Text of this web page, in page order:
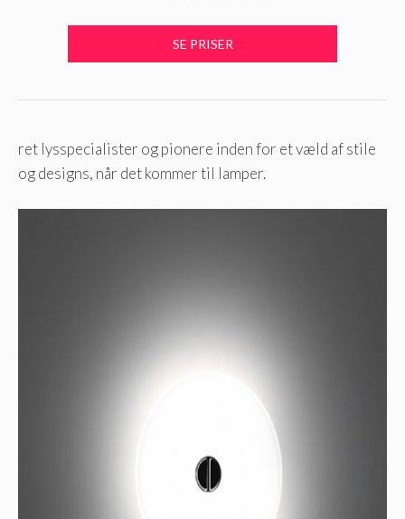
ret lysspecialister og pionere inden for et væld af stile
og designs, når det kommer til lamper.